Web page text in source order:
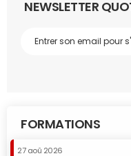
NEWSLETTER
FORMATIONS
27 aoû 2026